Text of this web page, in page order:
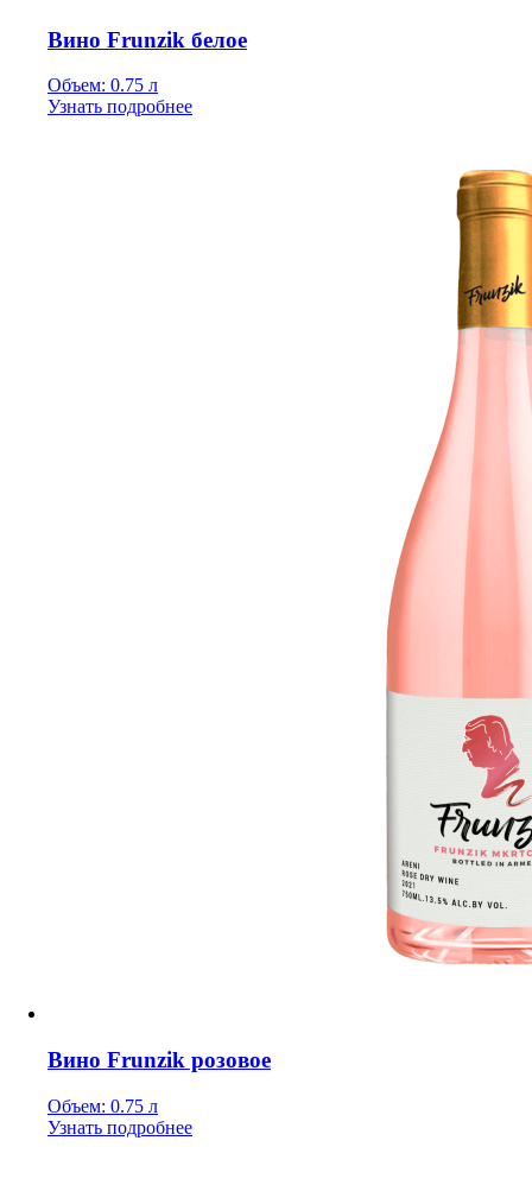
Вино Frunzik белое
Объем: 0.75 л
Узнать подробнее
Вино Frunzik розовое
Объем: 0.75 л
Узнать подробнее